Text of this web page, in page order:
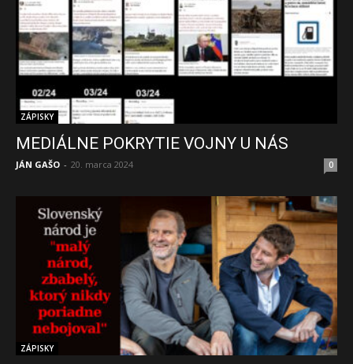
ZÁPISKY
MEDIÁLNE POKRYTIE VOJNY U NÁS
JÁN GAŠO - 20. marca 2024 0
ZÁPISKY